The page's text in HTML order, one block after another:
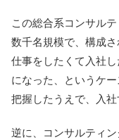
この総合系コンサル
数千名規模で、構成
仕事をしたくて入社
になった、というケ
把握したうえで、入社
逆に、コンサルティ